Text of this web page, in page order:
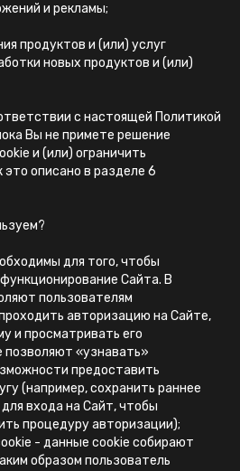
и рекламы;
продуктов и (или) услуг
новых продуктов и (или)
с настоящей Политикой
Вы не примете решение
и (или) ограничить
это описано в разделе 6
для того, чтобы
Сайта. В
пользователям
авторизацию на Сайте,
и просматривать его
«узнавать»
предоставить
(например, сохранить раннее
входа на Сайт, чтобы
процедуру авторизации);
- данные cookie собирают
образом пользователь